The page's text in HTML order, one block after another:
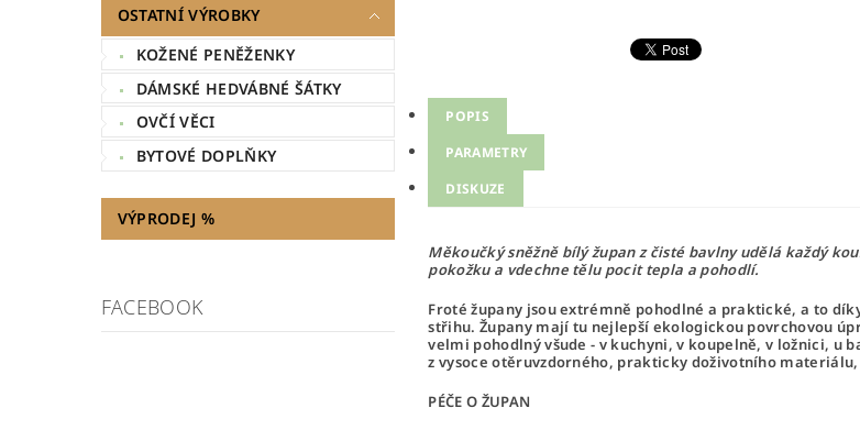
OSTATNÍ VÝROBKY
KOŽENÉ PENĚŽENKY
DÁMSKÉ HEDVÁBNÉ ŠÁTKY
OVČÍ VĚCI
BYTOVÉ DOPLŇKY
VÝPRODEJ %
FACEBOOK
POPIS
PARAMETRY
DISKUZE
Měkoučký sněžně bílý župan z čisté bavlny udělá každý
pokožku a vdechne tělu pocit tepla a pohodlí.
Froté župany jsou extrémně pohodlné a praktické, a to
střihu. Župany mají tu nejlepší ekologickou povrchovou
velmi pohodlný všude - v kuchyni, v koupelně, v ložnici, u
z vysoce otěruvzdorného, ​​prakticky doživotního
PÉČE O ŽUPAN